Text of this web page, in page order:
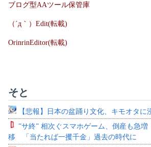
ブログ型AAツール保管庫
（´д｀）Edit(転載)
OrinrinEditor(転載)
そと
【悲報】日本の盆踊り文化、キモオタに
”サ終” 相次ぐスマホゲーム、倒産も急
移 「当たれば一攫千金」過去の時代に